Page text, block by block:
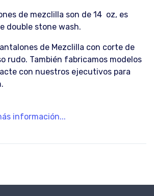
de mezclilla son de 14 oz, es
double stone wash.
de Mezclilla con corte de
rudo. También fabricamos modelos
con nuestros ejecutivos para
información...